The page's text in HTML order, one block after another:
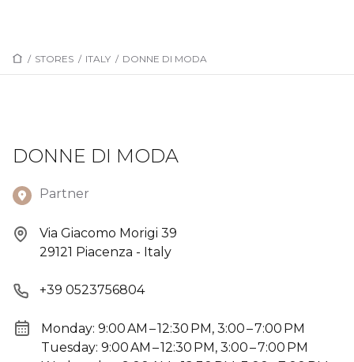
/ STORES / ITALY / DONNE DI MODA
DONNE DI MODA
Partner
Via Giacomo Morigi 39
29121 Piacenza - Italy
+39 0523756804
Monday: 9:00 AM – 12:30 PM, 3:00 – 7:00 PM
Tuesday: 9:00 AM – 12:30 PM, 3:00 – 7:00 PM